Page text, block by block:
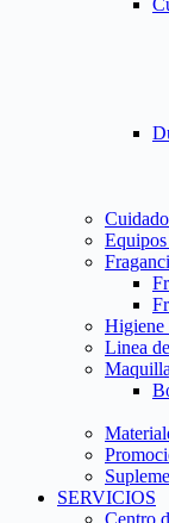
Higiene
Linea
SERVICIOS
Centro